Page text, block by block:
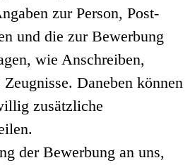
zur Person, Post-
und die zur Bewerbung
wie Anschreiben,
Daneben können
zusätzliche
der Bewerbung an uns,